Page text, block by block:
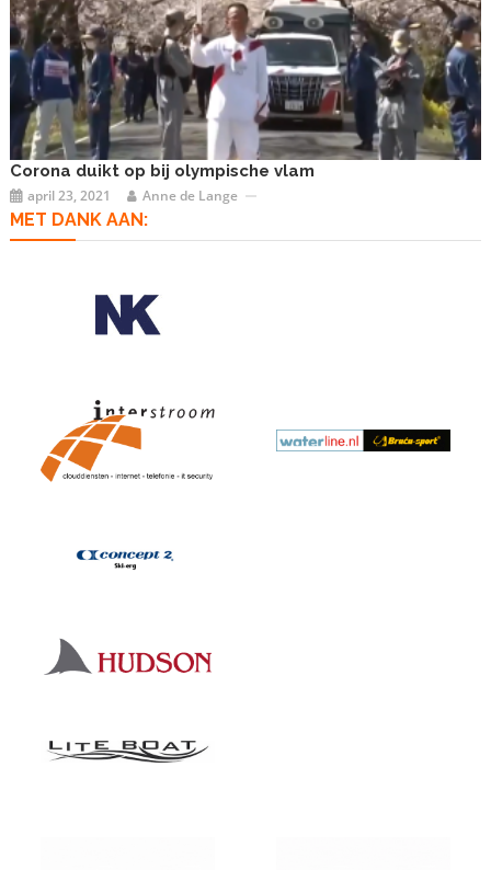
Corona duikt op bij olympische vlam
april 23, 2021 Anne de Lange
MET DANK AAN: